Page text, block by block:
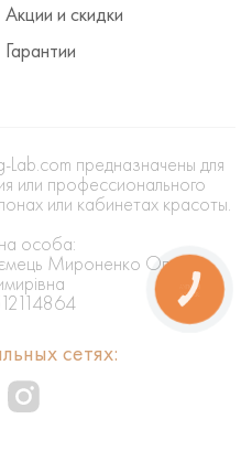
Акции и скидки
Гарантии
сетях:
предназначены для
или профессионального
или кабинетах красоты.
особа:
Мироненко Олена
КНОПКА
ЗВ'ЯЗКУ